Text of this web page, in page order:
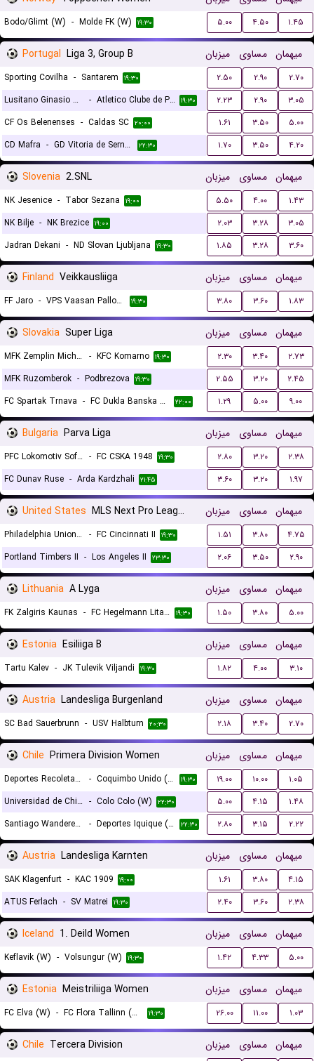
Bodo/Glimt (W) - Molde FK (W) ۱۹:۳۰ ۵.۰۰ ۴.۵۰ ۱.۴۵
Portugal Liga 3, Group B میزبان مساوی میهمان
Sporting Covilha - Santarem ۱۹:۳۰ ۲.۵۰ ۲.۹۰
۲.۷۰
Lusitano Ginasio Clube Evora
- Atletico Clube de Portugal ۱۹:۳۰ ۲.۲۳ ۲.۹۰
۳.۰۵
CF Os Belenenses - Caldas SC ۲۰:۰۰ ۱.۶۱ ۳.۵۰
۵.۰۰
CD Mafra - GD Vitoria de Sernache ۲۲:۳۰ ۱.۷۰ ۳.۵۰ ۴.۲۰
Slovenia 2.SNL میزبان مساوی میهمان
NK Jesenice - Tabor Sezana ۱۹:۰۰ ۵.۵۰ ۴.۰۰
۱.۴۳
NK Bilje - NK Brezice ۱۹:۰۰ ۲.۰۳ ۳.۲۸
۳.۰۵
Jadran Dekani - ND Slovan Ljubljana ۱۹:۳۰ ۱.۸۵ ۳.۲۸ ۳.۶۰
Finland Veikkausliiga میزبان مساوی میهمان
FF Jaro - VPS Vaasan Palloseura ۱۹:۳۰ ۳.۸۰ ۳.۶۰ ۱.۸۳
Slovakia Super Liga میزبان مساوی میهمان
MFK Zemplin Michalovce - KFC Komarno ۱۹:۳۰ ۲.۳۰ ۳.۴۰
۲.۷۳
MFK Ruzomberok - Podbrezova ۱۹:۳۰ ۲.۵۵ ۳.۲۰
۲.۴۵
FC Spartak Trnava - FC Dukla Banska Bystrica ۲۲:۰۰ ۱.۲۹ ۵.۰۰ ۹.۰۰
Bulgaria Parva Liga میزبان مساوی میهمان
PFC Lokomotiv Sofia - FC CSKA 1948 ۱۹:۳۰ ۲.۸۰ ۳.۲۰
۲.۳۸
FC Dunav Ruse - Arda Kardzhali ۲۱:۴۵ ۳.۶۰ ۳.۲۰ ۱.۹۷
United States MLS Next Pro League میزبان مساوی میهمان
Philadelphia Union II - FC Cincinnati II ۱۹:۳۰ ۱.۵۱ ۳.۸۰
۴.۷۵
Portland Timbers II - Los Angeles II ۲۳:۳۰ ۲.۰۶ ۳.۵۰ ۲.۹۰
Lithuania A Lyga میزبان مساوی میهمان
FK Zalgiris Kaunas - FC Hegelmann Litauen Kaunas ۱۹:۳۰ ۱.۵۰ ۳.۸۰ ۵.۰۰
Estonia Esiliiga B میزبان مساوی میهمان
Tartu Kalev - JK Tulevik Viljandi ۱۹:۳۰ ۱.۸۲ ۴.۰۰ ۳.۱۰
Austria Landesliga Burgenland میزبان مساوی میهمان
SC Bad Sauerbrunn - USV Halbturn ۲۰:۳۰ ۲.۱۸ ۳.۴۰ ۲.۷۰
Chile Primera Division Women میزبان مساوی میهمان
Deportes Recoleta (W) - Coquimbo Unido (W) ۱۹:۳۰ ۱۹.۰۰ ۱۰.۰۰
۱.۰۵
Universidad de Chile (W) - Colo Colo (W) ۲۲:۳۰ ۵.۰۰ ۴.۱۵
۱.۴۸
Santiago Wanderers (W)
- Deportes Iquique (W) ۲۲:۳۰ ۲.۸۰ ۳.۱۵ ۲.۲۲
Austria Landesliga Karnten میزبان مساوی میهمان
SAK Klagenfurt - KAC 1909 ۱۹:۰۰ ۱.۶۱ ۳.۸۰
۴.۱۵
ATUS Ferlach - SV Matrei ۱۹:۳۰ ۲.۴۰ ۳.۶۰ ۲.۳۸
Iceland 1. Deild Women میزبان مساوی میهمان
Keflavik (W) - Volsungur (W) ۱۹:۳۰ ۱.۴۲ ۴.۳۳ ۵.۰۰
Estonia Meistriliiga Women میزبان مساوی میهمان
FC Elva (W) - FC Flora Tallinn (W) ۱۹:۳۰ ۲۶.۰۰ ۱۱.۰۰ ۱.۰۳
Chile Tercera Division میزبان مساوی میهمان